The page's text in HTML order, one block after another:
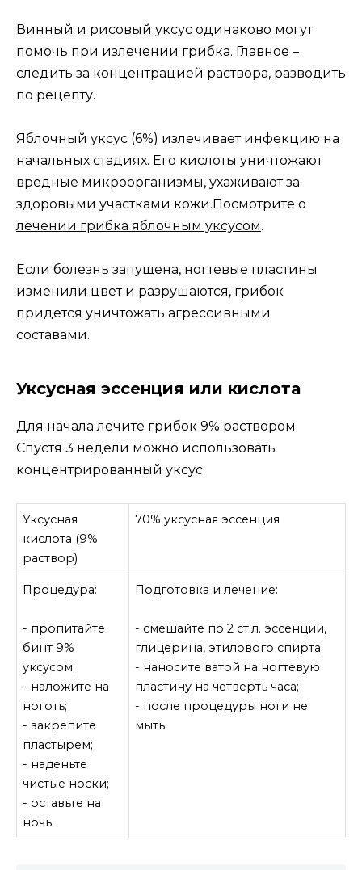
Винный и рисовый уксус одинаково могут
помочь при излечении грибка. Главное –
следить за концентрацией раствора, разводить
по рецепту.
Яблочный уксус (6%) излечивает инфекцию на
начальных стадиях. Его кислоты уничтожают
вредные микроорганизмы, ухаживают за
здоровыми участками кожи.Посмотрите о
лечении грибка яблочным уксусом.
Если болезнь запущена, ногтевые пластины
изменили цвет и разрушаются, грибок
придется уничтожать агрессивными
составами.
Уксусная эссенция или кислота
Для начала лечите грибок 9% раствором.
Спустя 3 недели можно использовать
концентрированный уксус.
Уксусная
кислота (9%
раствор)
70% уксусная эссенция
Процедура:
- пропитайте
бинт 9%
уксусом;
- наложите на
ноготь;
- закрепите
пластырем;
- наденьте
чистые носки;
- оставьте на
ночь.
Подготовка и лечение:
- смешайте по 2 ст.л. эссенции,
глицерина, этилового спирта;
- наносите ватой на ногтевую
пластину на четверть часа;
- после процедуры ноги не
мыть.